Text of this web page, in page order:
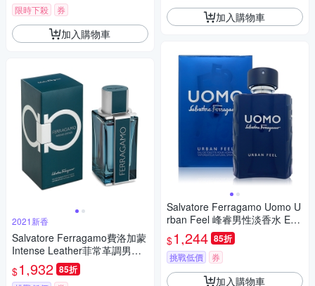
限時下殺 券
加入購物車
2021新香
Salvatore Ferragamo費洛加蒙
Intense Leather菲常革調男性
淡香精 100ml
$1,932 85折
加入購物車
Salvatore Ferragamo Uomo U
rban Feel 峰睿男性淡香水 EDT
100ml (平行輸入)
$1,244 85折
挑戰低價 券
加入購物車